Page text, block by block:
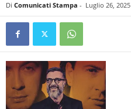
Di Comunicati Stampa - Luglio 26, 2025